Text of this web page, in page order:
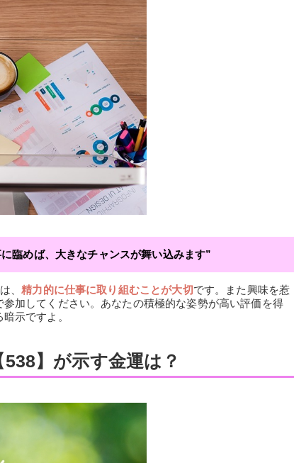
臨めば、大きなチャンスが舞い込みます”
、精力的に仕事に取り組むことが大切です。また興味を惹
加してください。あなたの積極的な姿勢が高い評価を得
示ですよ。
】が示す金運は？